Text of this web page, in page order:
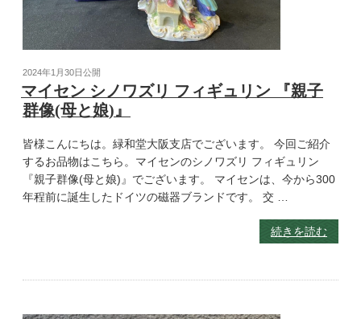
2024年1月30日公開
マイセン シノワズリ フィギュリン 『親子
群像(母と娘)』
皆様こんにちは。緑和堂大阪支店でございます。 今回ご紹介
するお品物はこちら。マイセンのシノワズリ フィギュリン
『親子群像(母と娘)』でございます。 マイセンは、今から300
年程前に誕生したドイツの磁器ブランドです。 交 …
続きを読む